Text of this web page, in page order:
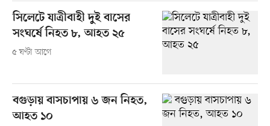
সিলেটে যাত্রীবাহী দুই বাসের
সংঘর্ষে নিহত ৮, আহত ২৫
৫ ঘণ্টা আগে
বগুড়ায় বাসচাপায় ৬ জন নিহত,
আহত ১০